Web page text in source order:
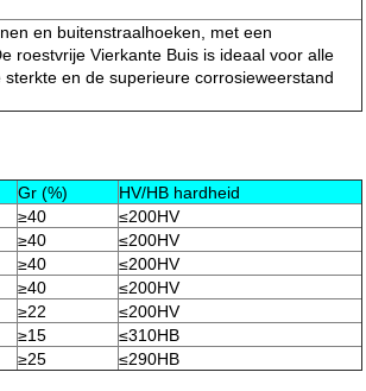
en buitenstraalhoeken, met een
roestvrije Vierkante Buis is ideaal voor alle
en de superieure corrosieweerstand
Gr (%)
HV/HB hardheid
≥40
≤200HV
≥40
≤200HV
≥40
≤200HV
≥40
≤200HV
≥22
≤200HV
≥15
≤310HB
≥25 ≤290HB